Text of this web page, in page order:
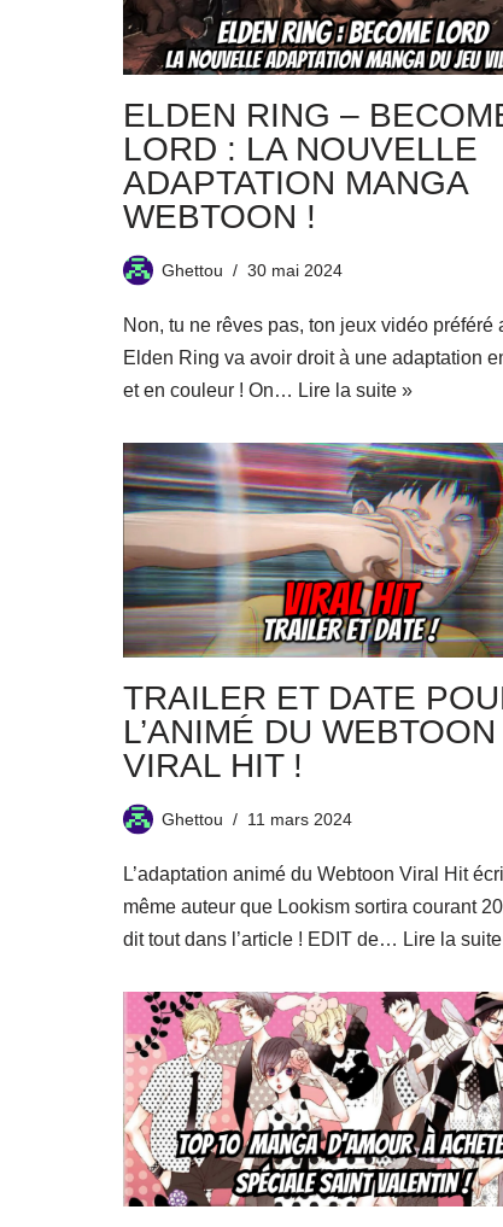
ELDEN RING –
LORD : LA NOUVELLE
ADAPTATION MANGA
WEBTOON !
Ghettou 30 mai 2024
Non, tu ne rêves pas, ton jeux vidéo préféré
Elden Ring va avoir droit à une adaptation
et en couleur ! On… Lire la suite »
TRAILER ET DATE
L’ANIMÉ DU WEBTOON
VIRAL HIT !
Ghettou 11 mars 2024
L’adaptation animé du Webtoon Viral Hit
même auteur que Lookism sortira courant
dit tout dans l’article ! EDIT de… Lire la